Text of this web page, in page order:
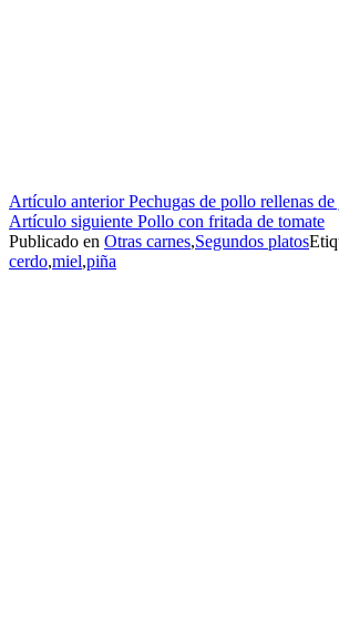
Seguir
leyendo
Artículo anteriorPechugas de pollo rellenas
Artículo siguiente Pollo con fritada de tomate
Publicado en Otras carnes,Segundos platos
cerdo,miel,piña